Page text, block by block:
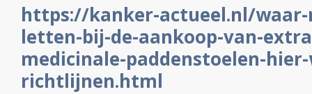
https://kanker-actueel.nl/
letten-bij-de-aankoop-van-
medicinale-paddenstoelen-
richtlijnen.html